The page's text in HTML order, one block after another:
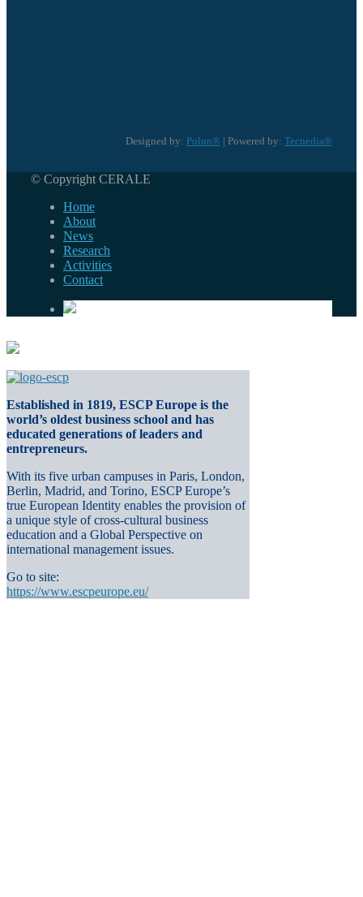
Designed by: Polun® | Powered by: Tecnedia®
© Copyright CERALE
Home
About
News
Research
Activities
Contact
Established in 1819, ESCP Europe is the
world’s oldest business school and has
educated generations of leaders and
entrepreneurs.
With its five urban campuses in Paris, London,
Berlin, Madrid, and Torino, ESCP Europe’s
true European Identity enables the provision of
a unique style of cross-cultural business
education and a Global Perspective on
international management issues.
Go to site:
https://www.escpeurope.eu/